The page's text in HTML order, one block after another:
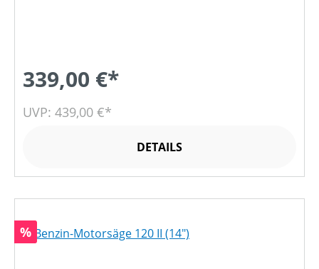
339,00 €*
UVP: 439,00 €*
DETAILS
Rabatt
%